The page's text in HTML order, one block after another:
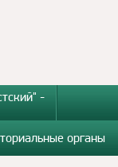
-
органы